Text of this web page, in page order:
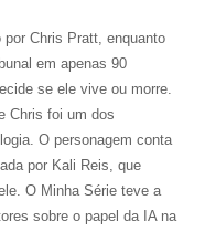
Chris Pratt, enquanto
em apenas 90
se ele vive ou morre.
Chris foi um dos
O personagem conta
por Kali Reis, que
O Minha Série teve a
sobre o papel da IA na